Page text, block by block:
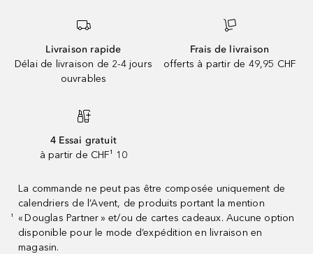
Livraison rapide
Délai de livraison de 2-4 jours
ouvrables
Frais de livraison
offerts à partir de 49,95 CHF
4 Essai gratuit
à partir de CHF¹ 10
¹
La commande ne peut pas être composée uniquement de
calendriers de l’Avent, de produits portant la mention
« Douglas Partner » et/ou de cartes cadeaux. Aucune option
disponible pour le mode d’expédition en livraison en
magasin.